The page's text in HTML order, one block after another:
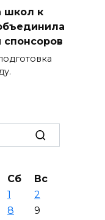
школ к
спонсоров
Сб
Вс
1
2
8
9